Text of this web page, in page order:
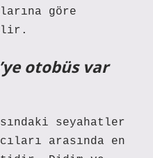
göre
otobüs var
seyahatler
arasında en